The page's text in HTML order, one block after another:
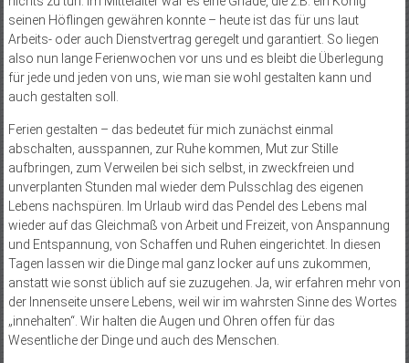
seinen Höflingen gewähren konnte – heute ist das für uns laut
Arbeits- oder auch Dienstvertrag geregelt und garantiert. So liegen
also nun lange Ferienwochen vor uns und es bleibt die Überlegung
für jede und jeden von uns, wie man sie wohl gestalten kann und
auch gestalten soll.
Ferien gestalten – das bedeutet für mich zunächst einmal
abschalten, ausspannen, zur Ruhe kommen, Mut zur Stille
aufbringen, zum Verweilen bei sich selbst, in zweckfreien und
unverplanten Stunden mal wieder dem Pulsschlag des eigenen
Lebens nachspüren. Im Urlaub wird das Pendel des Lebens mal
wieder auf das Gleichmaß von Arbeit und Freizeit, von Anspannung
und Entspannung, von Schaffen und Ruhen eingerichtet. In diesen
Tagen lassen wir die Dinge mal ganz locker auf uns zukommen,
anstatt wie sonst üblich auf sie zuzugehen. Ja, wir erfahren mehr von
der Innenseite unsere Lebens, weil wir im wahrsten Sinne des Wortes
„innehalten“. Wir halten die Augen und Ohren offen für das
Wesentliche der Dinge und auch des Menschen.